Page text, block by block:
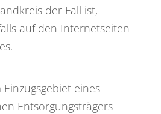
der Fall ist,
auf den Internetseiten
eines
Entsorgungsträgers